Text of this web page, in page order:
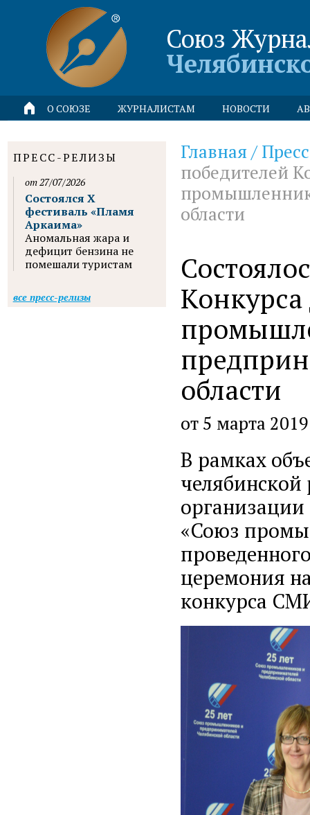
Союз
О СОЮЗЕ ЖУРНАЛИСТАМ НОВОСТИ
Главная /
победителей
области
области
от 5 марта 2019
В рамках
челябинской
организации
«Союз
церемония
конкурса
ПРЕСС-РЕЛИЗЫ
от 27/07/2026
Состоялся X
фестиваль «Пламя
Аркаима»
Аномальная жара и
дефицит бензина не
помешали туристам
все пресс-релизы